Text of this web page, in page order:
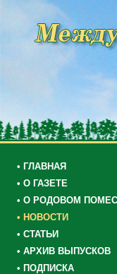
• ГЛАВНАЯ
• О ГАЗЕТЕ
• О РОДОВОМ
• НОВОСТИ
• СТАТЬИ
• АРХИВ ВЫПУСКОВ
• ПОДПИСКА